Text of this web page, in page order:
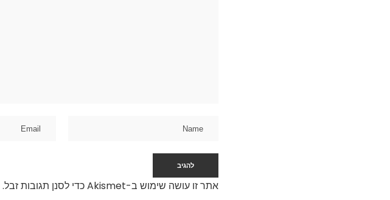
אתר זו עושה שימוש ב-Akismet כדי לסנן תגובות זבל.